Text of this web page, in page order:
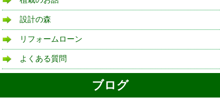
設計の森
リフォームローン
よくある質問
ブログ